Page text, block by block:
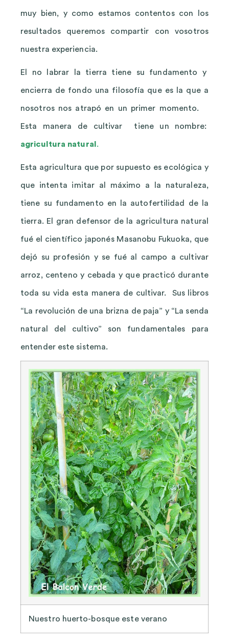
muy bien, y como estamos contentos con los
resultados queremos compartir con vosotros
nuestra experiencia.
El no labrar la tierra tiene su fundamento y
encierra de fondo una filosofía que es la que a
nosotros nos atrapó en un primer momento.
Esta manera de cultivar tiene un nombre:
agricultura natural .
Esta agricultura que por supuesto es ecológica y
que intenta imitar al máximo a la naturaleza,
tiene su fundamento en la autofertilidad de la
tierra. El gran defensor de la agricultura natural
fué el científico japonés Masanobu Fukuoka, que
dejó su profesión y se fué al campo a cultivar
arroz, centeno y cebada y que practicó durante
toda su vida esta manera de cultivar. Sus libros
“La revolución de una brizna de paja” y “La senda
natural del cultivo” son fundamentales para
entender este sistema.
Nuestro huerto-bosque este verano